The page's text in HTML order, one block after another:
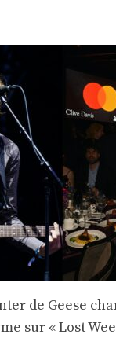
de Geese
sur « Lost